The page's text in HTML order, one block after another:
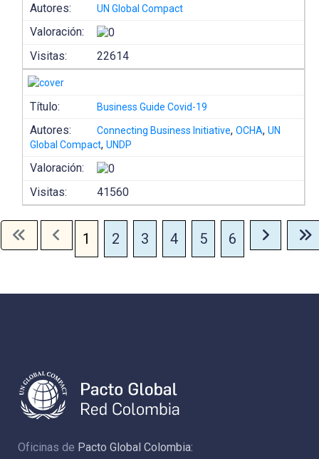
Autores: UN Global Compact
Valoración:
Visitas:
22614
Título: Business Guide Covid-19
Autores: Connecting Business Initiative,OCHA,UN
Global Compact,UNDP
Valoración:
Visitas:
41560
1 2 3 4 5 6
Oficinas de Pacto Global Colombia: